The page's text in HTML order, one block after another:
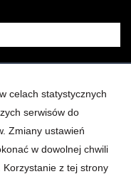
celach statystycznych
serwisów do
Zmiany ustawień
w dowolnej chwili
z tej strony